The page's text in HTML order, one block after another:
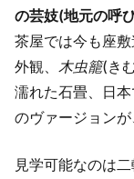
の芸妓(地元の呼
茶屋では今も座
外観、 木虫籠(き
濡れた石畳、日
のヴァージョンが
見学可能なのは